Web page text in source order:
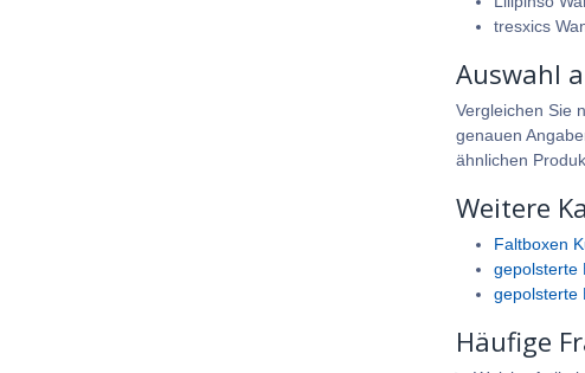
tresxics
Auswahl
Vergleichen Sie
genauen
ähnlichen
Weitere
Faltboxen
gepolsterte
gepolsterte
Häufige